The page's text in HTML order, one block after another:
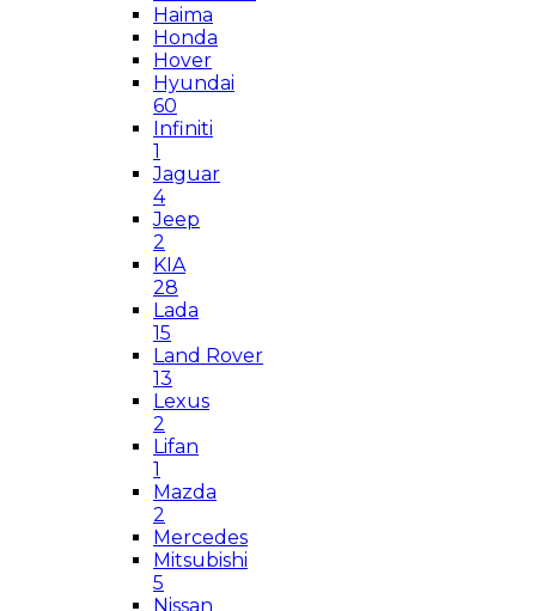
Haima
Honda
Hover
Hyundai
60
Infiniti
1
Jaguar
4
Jeep
2
KIA
28
Lada
15
Land Rover
13
Lexus
2
Lifan
1
Mazda
2
Mercedes
Mitsubishi
5
Nissan